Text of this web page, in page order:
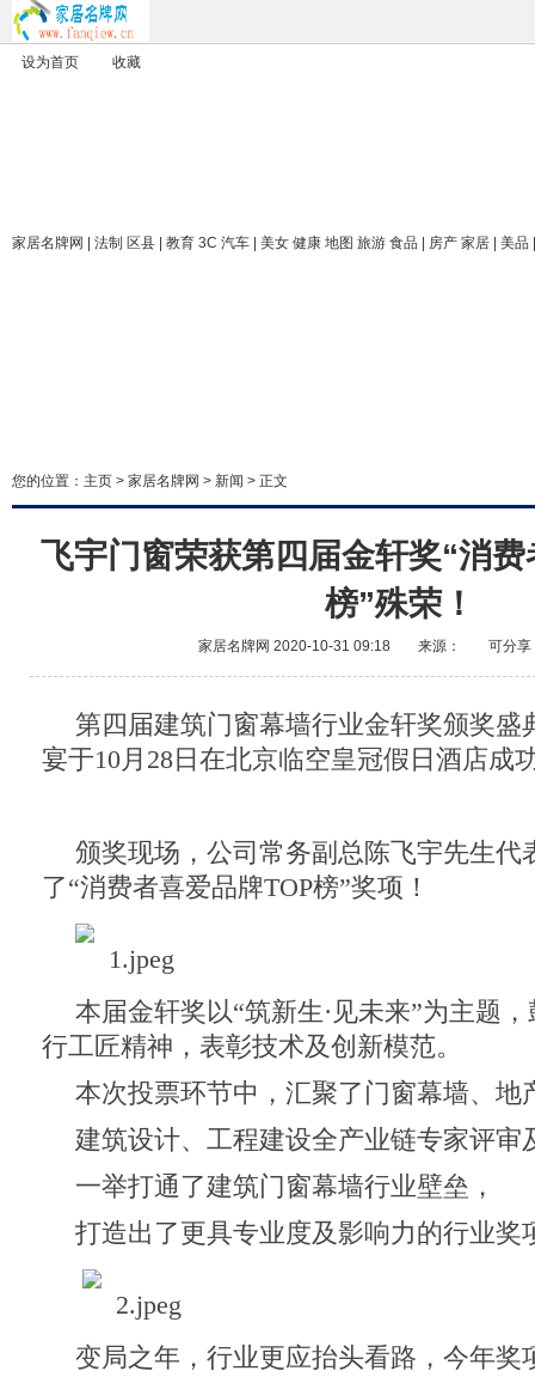
设为首页 收藏
家居名牌网 | 法制 区县 | 教育 3C 汽车 | 美女 健康 地图 旅游 食品 | 房产 家居 | 美品
您的位置： 主页 > 家居名牌网 > 新闻 > 正文
飞宇门窗荣获第四届金轩奖“消
榜”殊荣！
家居名牌网 2020-10-31 09:18 来源： 可分享
第四届建筑门窗幕墙行业金轩奖颁奖盛
宴于10月28日在北京临空皇冠假日酒店成
颁奖现场，公司常务副总陈飞宇先生代
了“消费者喜爱品牌TOP榜”奖项！
本届金轩奖以“筑新生·见未来”为主题
行工匠精神，表彰技术及创新模范。
本次投票环节中，汇聚了门窗幕墙、地
建筑设计、工程建设全产业链专家评审
一举打通了建筑门窗幕墙行业壁垒，
打造出了更具专业度及影响力的行业奖
变局之年，行业更应抬头看路，今年奖